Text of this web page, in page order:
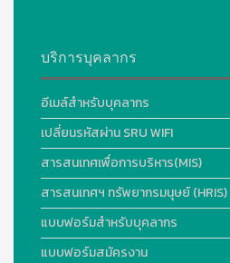
บริการบุคลากร
อีเมล์สำหรับบุคลากร
เปลี่ยนรหัสผ่าน SRU WIFI
สารสนเทศเพื่อการบริหาร(MIS)
สารสนเทศฯ ทรัพยากรมนุษย์ (HRIS)
แบบฟอร์มสำหรับบุคลากร
แบบฟอร์มสมัครงาน